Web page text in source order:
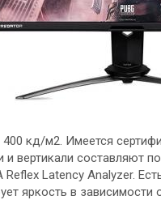
кд/м2. Имеется
и вертикали составляют
Reflex Latency Analyzer.
яркость в